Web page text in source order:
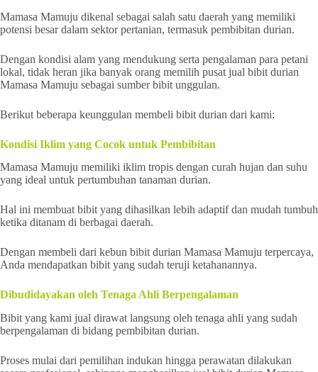
Mamasa Mamuju dikenal sebagai salah satu daerah yang memiliki
potensi besar dalam sektor pertanian, termasuk pembibitan durian.
Dengan kondisi alam yang mendukung serta pengalaman para petani
lokal, tidak heran jika banyak orang memilih pusat jual bibit durian
Mamasa Mamuju sebagai sumber bibit unggulan.
Berikut beberapa keunggulan membeli bibit durian dari kami:
Kondisi Iklim yang Cocok untuk Pembibitan
Mamasa Mamuju memiliki iklim tropis dengan curah hujan dan suhu
yang ideal untuk pertumbuhan tanaman durian.
Hal ini membuat bibit yang dihasilkan lebih adaptif dan mudah tumbuh
ketika ditanam di berbagai daerah.
Dengan membeli dari kebun bibit durian Mamasa Mamuju terpercaya,
Anda mendapatkan bibit yang sudah teruji ketahanannya.
Dibudidayakan oleh Tenaga Ahli Berpengalaman
Bibit yang kami jual dirawat langsung oleh tenaga ahli yang sudah
berpengalaman di bidang pembibitan durian.
Proses mulai dari pemilihan indukan hingga perawatan dilakukan